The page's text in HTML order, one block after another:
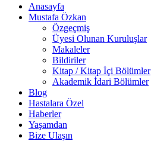
Anasayfa
Mustafa Özkan
Özgeçmiş
Üyesi Olunan Kuruluşlar
Makaleler
Bildiriler
Kitap / Kitap İçi Bölümler
Akademik İdari Bölümler
Blog
Hastalara Özel
Haberler
Yaşamdan
Bize Ulaşın